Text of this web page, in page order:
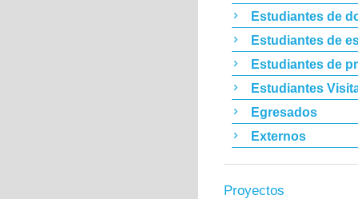
Estudiantes de
Estudiantes de
Estudiantes de
Estudiantes
Egresados
Externos
Proyectos